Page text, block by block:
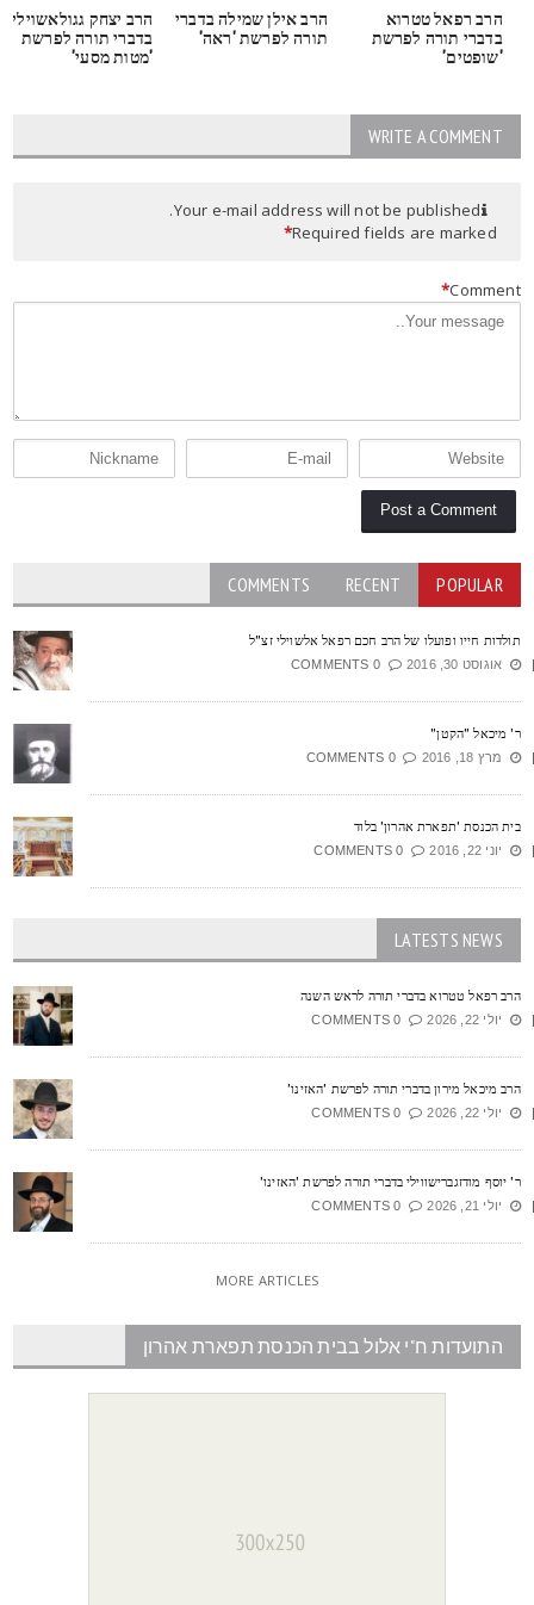
הרב רפאל טטרוא
בדברי תורה לפרשת
'שופטים'
הרב אילן שמילה בדברי
תורה לפרשת 'ראה'
הרב יצחק גגולאשוילי
בדברי תורה לפרשת
'מטות מסעי'
WRITE A COMMENT
Your e-mail address will not be published.
Required fields are marked
*
*
POPULAR
RECENT
COMMENTS
חייו ופועלו של הרב חכם רפאל אלשוילי זצ"ל
אוגוסט 30, 2016 0 COMMENTS
מיכאל "הקטן"
מרץ 18, 2016 0 COMMENTS
הכנסת 'תפארת אהרון' בלוד
יוני 22, 2016 0 COMMENTS
LATESTS NEWS
רפאל טטרוא בדברי תורה לראש השנה
יולי 22, 2026 0 COMMENTS
מיכאל מירון בדברי תורה לפרשת 'האזינו'
יולי 22, 2026 0 COMMENTS
יוסף מודזגברישווילי בדברי תורה לפרשת 'האזינו'
יולי 21, 2026 0 COMMENTS
MORE ARTICLES
התועדות ח"י אלול בבית הכנסת תפארת אהרון